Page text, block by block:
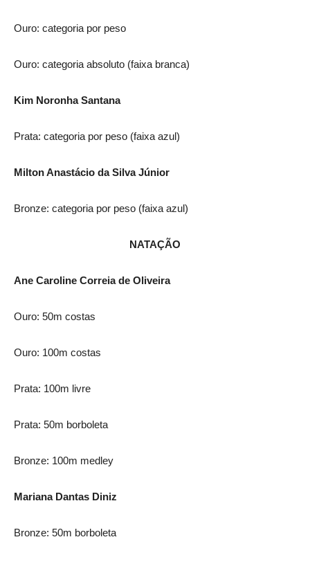
Ouro: categoria por peso
Ouro: categoria absoluto (faixa branca)
Kim Noronha Santana
Prata: categoria por peso (faixa azul)
Milton Anastácio da Silva Júnior
Bronze: categoria por peso (faixa azul)
NATAÇÃO
Ane Caroline Correia de Oliveira
Ouro: 50m costas
Ouro: 100m costas
Prata: 100m livre
Prata: 50m borboleta
Bronze: 100m medley
Mariana Dantas Diniz
Bronze: 50m borboleta